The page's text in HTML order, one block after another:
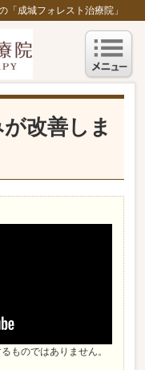
「成城フォレスト治療院」
改善しま
ものではありません。